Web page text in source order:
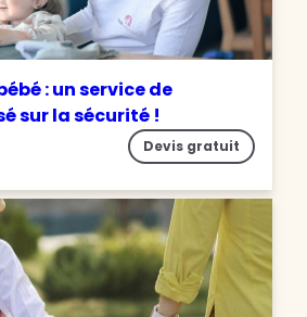
: un service de
sur la sécurité !
Devis gratuit